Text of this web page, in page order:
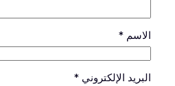
الاسم *
البريد الإلكتروني *